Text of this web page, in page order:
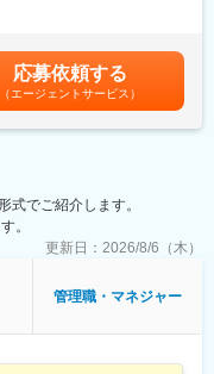
活躍しており、全員が中
ン社員も在籍しており、
いう声が多く、無理なく
・機械管理をお任せする
、シフトの都合にもよりま
守の意識が強く、長時間労
当がつきます賃金はあく
上下する可能性がありま
です。
応募依頼する
（エージェントサービス）
式でご紹介します。
。
更新日： 2026/8/6（木）
管理職・マネジャー